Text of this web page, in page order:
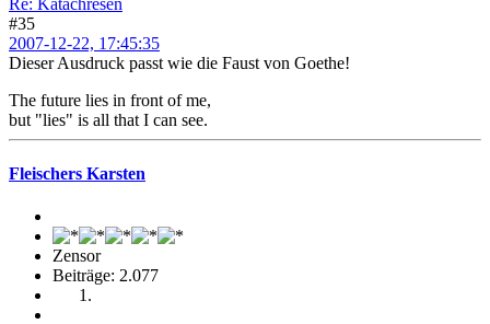
#35
2007-12-22, 17:45:35
Dieser Ausdruck passt wie die Faust von Goethe!
The future lies in front of me,
but "lies" is all that I can see.
Fleischers Karsten
Zensor
Beiträge: 2.077